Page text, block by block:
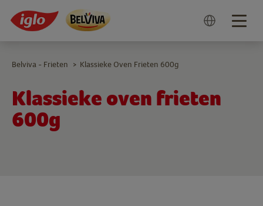
Klassieke oven frieten
600g
Belviva - Frieten > Klassieke Oven Frieten 600g